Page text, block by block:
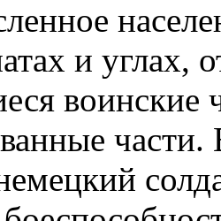
и углах,
воинские